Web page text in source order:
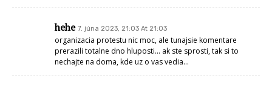
hehe 7. júna 2023, 21:03 At 21:03
organizacia protestu nic moc, ale tunajsie komentare
prerazili totalne dno hluposti… ak ste sprosti, tak si to
nechajte na doma, kde uz o vas vedia…